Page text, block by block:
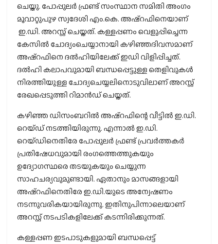
ചെയ്തു. പോപ്പുലര്‍ ഫ്രണ്ട് സംസ്ഥാന സമിതി അംഗം
മൂവാറ്റുപുഴ സ്വദേശി എം.കെ. അഷ്‌റഫിനെയാണ്
ഇ.ഡി. അറസ്റ്റ് ചെയ്തത്. കള്ളപ്പണം വെളുപ്പിച്ചെന്ന
കേസില്‍ ചോദ്യംചെയ്യാനായി കഴിഞ്ഞദിവസമാണ്
അഷ്‌റഫിനെ ദല്‍ഹിയിലേക്ക്ഇഡി വിളിപ്പിച്ചത്.
ദല്‍ഹി കലാപവുമായി ബന്ധപ്പെട്ടുള്ള തെളിവുകള്‍
നിരത്തിയുള്ള ചോദ്യചെയ്യലിനൊടുവിലാണ് അറസ്റ്റ്
രേഖപ്പെടുത്തി റിമാന്‍ഡ് ചെയ്തത്.
കഴിഞ്ഞ ഡിസംബറില്‍ അഷ്‌റഫിന്റെ വീട്ടില്‍ ഇ.ഡി.
റെയ്ഡ് നടത്തിയിരുന്നു. എന്നാല്‍ ഇ.ഡി.
റെയ്ഡിനെതിരേ പോപ്പുലര്‍ ഫ്രണ്ട് പ്രവര്‍ത്തകര്‍
പ്രതിഷേധവുമായി രംഗത്തെത്തുകയും
ഉദ്യോഗസ്ഥരെ തടയുകയും ചെയ്യുന്ന
സാഹചര്യവുമുണ്ടായി. ഏതാനും മാസങ്ങളായി
അഷ്‌റഫിനെതിരേ ഇ.ഡി.യുടെ അന്വേഷണം
നടന്നുവരികയായിരുന്നു. ഇതിനുപിന്നാലെയാണ്
അറസ്റ്റ് നടപടികളിലേക്ക് കടന്നിരിക്കുന്നത്.
കള്ളപ്പണ ഇടപാടുകളുമായി ബന്ധപ്പെട്ട്